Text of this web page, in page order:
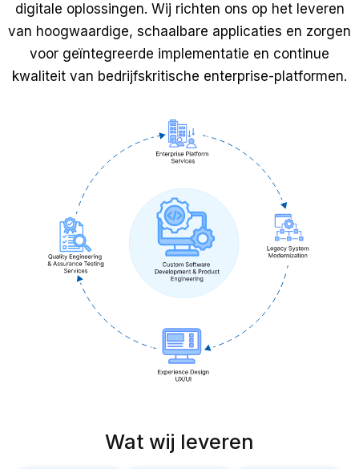
digitale oplossingen. Wij richten ons op het leveren
van hoogwaardige, schaalbare applicaties en zorgen
voor geïntegreerde implementatie en continue
kwaliteit van bedrijfskritische enterprise-platformen.
Wat wij leveren